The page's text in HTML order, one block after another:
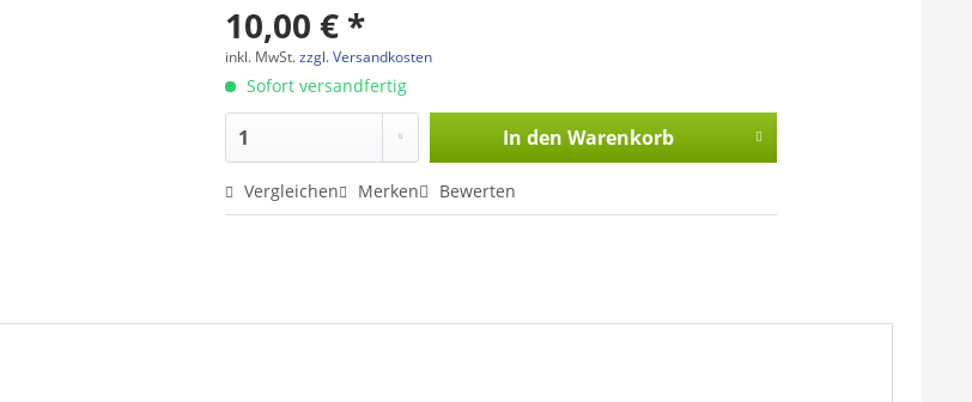
10,00 € *
inkl. MwSt.zzgl. Versandkosten
Sofort versandfertig
In den Warenkorb
Vergleichen Merken Bewerten